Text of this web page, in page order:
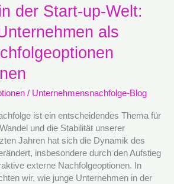
der Start-up-Welt:
als
/ Unternehmensnachfolge-Blog
ist ein entscheidendes Thema für
und die Stabilität unserer
Jahren hat sich die Dynamik des
insbesondere durch den Aufstieg
externe Nachfolgeoptionen. In
wir, wie junge Unternehmen in der